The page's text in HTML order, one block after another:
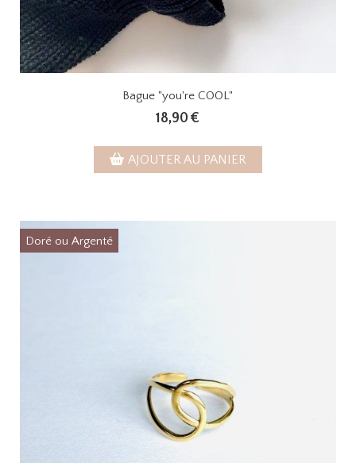
Bague "you're COOL"
18,90 €
AJOUTER AU PANIER
Doré ou Argenté